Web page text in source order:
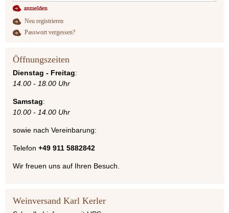
Neu registrieren
Passwort vergessen?
Öffnungszeiten
Dienstag - Freitag:
14.00 - 18.00 Uhr
Samstag:
10.00 - 14.00 Uhr
sowie nach Vereinbarung:
Telefon +49 911 5882842
Wir freuen uns auf Ihren Besuch.
Weinversand Karl Kerler